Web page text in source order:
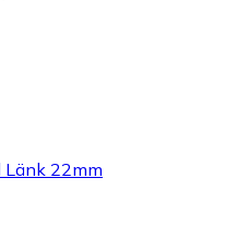
22mm